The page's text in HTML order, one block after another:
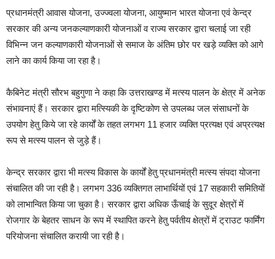
प्रधानमंत्री आवास योजना, उज्ज्वला योजना, आयुष्मान भारत योजना एवं केन्द्र
सरकार की अन्य जनकल्याणकारी योजनाओं व राज्य सरकार द्वारा चलाई जा रही
विभिन्न जन कल्याणकारी योजनाओं से समाज के अंतिम छोर पर खड़े व्यक्ति को आगे
लाने का कार्य किया जा रहा है।
कैबिनेट मंत्री सौरभ बहुगुणा ने कहा कि उत्तराखण्ड में मत्स्य पालन के क्षेत्र में अनेक
संभावनाएं हैं। सरकार द्वारा मत्स्यिकी के दृष्टिकोण से उपलब्ध जल संसाधनों के
उपयोग हेतु किये जा रहे कार्यों के तहत लगभग 11 हजार व्यक्ति प्रत्यक्ष एवं अप्रत्यक्ष
रूप से मत्स्य पालन से जुड़े हैं।
केन्द्र सरकार द्वारा भी मत्स्य विकास के कार्यों हेतु प्रधानमंत्री मत्स्य संपदा योजना
संचालित की जा रही है। लगभग 336 व्यक्तिगत लाभार्थियों एवं 17 सहकारी समितियों
को लाभान्वित किया जा चुका है। सरकार द्वारा अधिक ऊँचाई के सुदूर क्षेत्रों में
रोजगार के बेहतर साधन के रूप में स्थापित करने हेतु पर्वतीय क्षेत्रों में ट्राउट फार्मिंग
परियोजना संचालित करायी जा रही है।